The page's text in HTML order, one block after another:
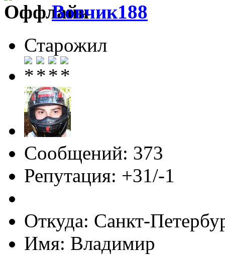
Вовчик188
Старожил
Сообщений: 373
Репутация: +31/-1
Откуда: Санкт-
Имя: Владимир